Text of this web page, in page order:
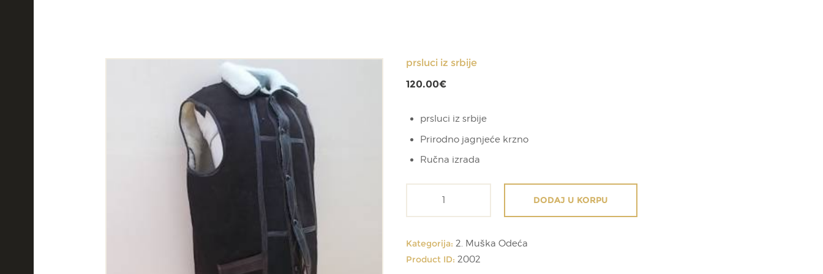
prsluci iz srbije
120.00€
prsluci iz srbije
Prirodno jagnjeće krzno
Ručna izrada
količina
DODAJ U KORPU
Kategorija: 2. Muška Odeća
Product ID: 2002